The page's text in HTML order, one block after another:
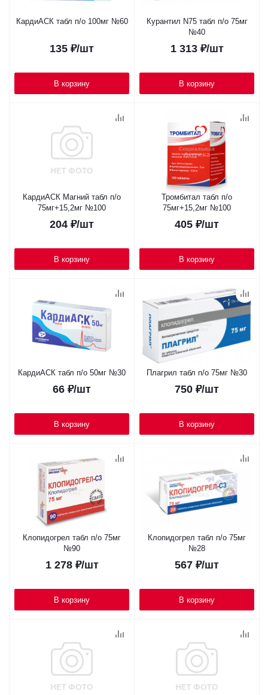
КардиАСК табл п/о 100мг №60
135 ₽/шт
В корзину
Курантил N75 табл п/о 75мг
№40
1 313₽/шт
В корзину
КардиАСК Магний табл п/о
75мг+15,2мг №100
204 ₽/шт
В корзину
Тромбитал табл п/о
75мг+15,2мг №100
405 ₽/шт
В корзину
КардиАСК табл п/о 50мг №30
66 ₽/шт
В корзину
Плагрил табл п/о 75мг №30
750 ₽/шт
В корзину
Клопидогрел табл п/о 75мг
№90
1 278₽/шт
В корзину
Клопидогрел табл п/о 75мг
№28
567 ₽/шт
В корзину